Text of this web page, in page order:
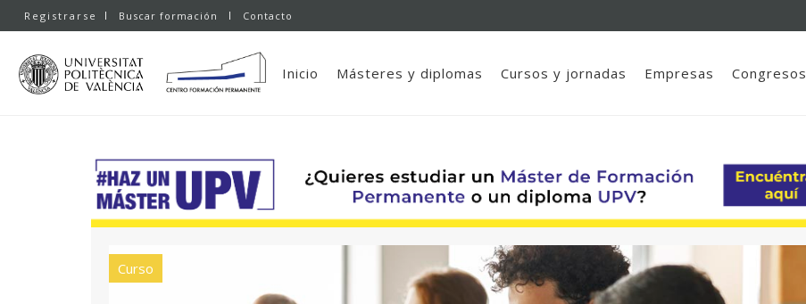
Registrarse Buscar formación Contacto
Inicio Másteres y diplomas Cursos y jornadas Empresas Congresos
Curso